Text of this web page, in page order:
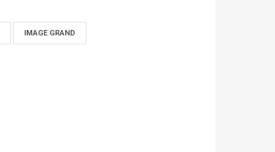
IMAGE GRAND